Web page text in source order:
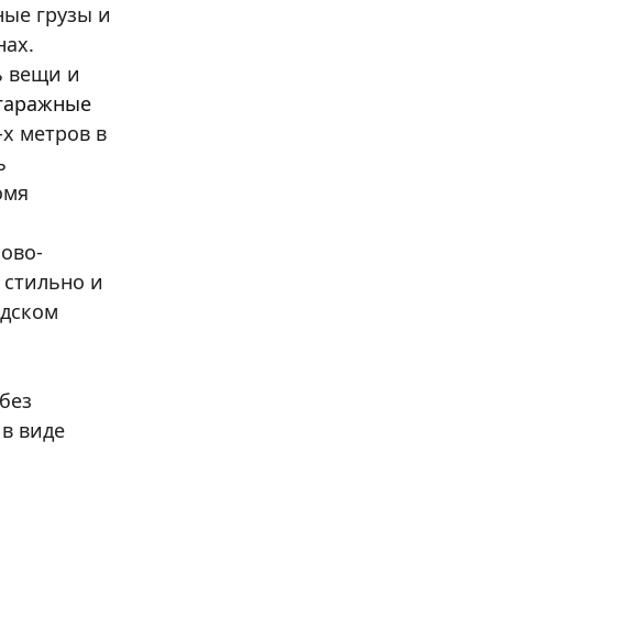
грузы и
вещи и
метров в
и
виде